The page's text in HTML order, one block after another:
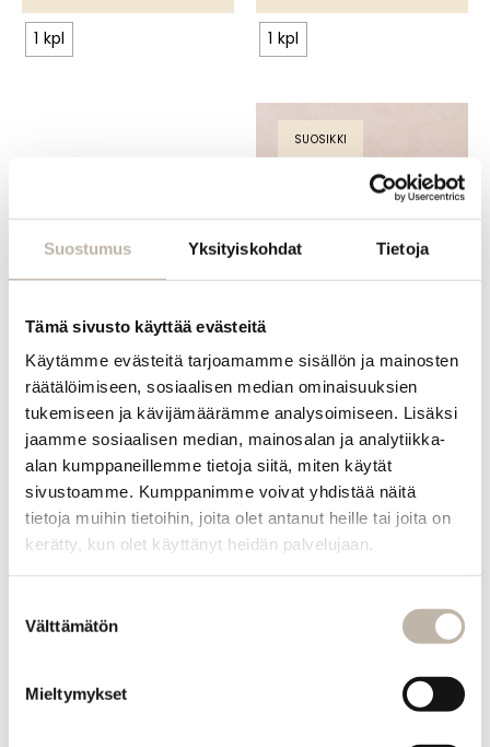
Suostumus Yksityiskohdat Tietoja
Tämä sivusto käyttää evästeitä
Käytämme evästeitä tarjoamamme sisällön ja mainosten
räätälöimiseen, sosiaalisen median ominaisuuksien
tukemiseen ja kävijämäärämme analysoimiseen. Lisäksi
jaamme sosiaalisen median, mainosalan ja analytiikka-
alan kumppaneillemme tietoja siitä, miten käytät
sivustoamme. Kumppanimme voivat yhdistää näitä
tietoja muihin tietoihin, joita olet antanut heille tai joita on
kerätty, kun olet käyttänyt heidän palvelujaan.
valinta
Välttämätön
Mieltymykset
1 kpl 1 kpl
Crestol Color Gloss 150 ml
15,00€
vaihtoehdoista
SUOSIKKI
BPhair Extension Brush -
pidennysharja
20,90€
vaihtoehdoista